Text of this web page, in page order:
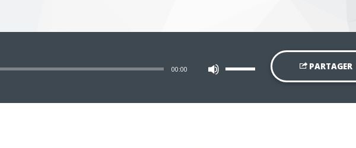
00:00 les
pour
PARTAGER